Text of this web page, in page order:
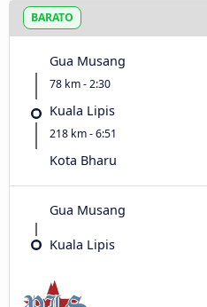
BARATO
Gua Musang
78 km - 2:30
Kuala Lipis
218 km - 6:51
Kota Bharu
Gua Musang
Kuala Lipis